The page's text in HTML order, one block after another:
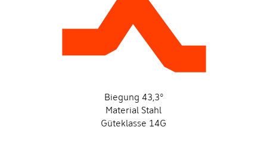
Biegung 43,3°
Material Stahl
Güteklasse 14G